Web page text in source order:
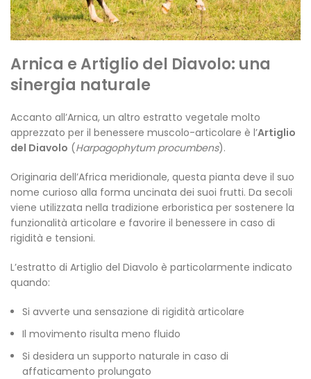
Arnica e Artiglio del Diavolo: una
sinergia naturale
Accanto all’Arnica, un altro estratto vegetale molto
apprezzato per il benessere muscolo-articolare è l’Artiglio
del Diavolo (Harpagophytum procumbens).
Originaria dell’Africa meridionale, questa pianta deve il suo
nome curioso alla forma uncinata dei suoi frutti. Da secoli
viene utilizzata nella tradizione erboristica per sostenere la
funzionalità articolare e favorire il benessere in caso di
rigidità e tensioni.
L’estratto di Artiglio del Diavolo è particolarmente indicato
quando:
Si avverte una sensazione di rigidità articolare
Il movimento risulta meno fluido
Si desidera un supporto naturale in caso di
affaticamento prolungato